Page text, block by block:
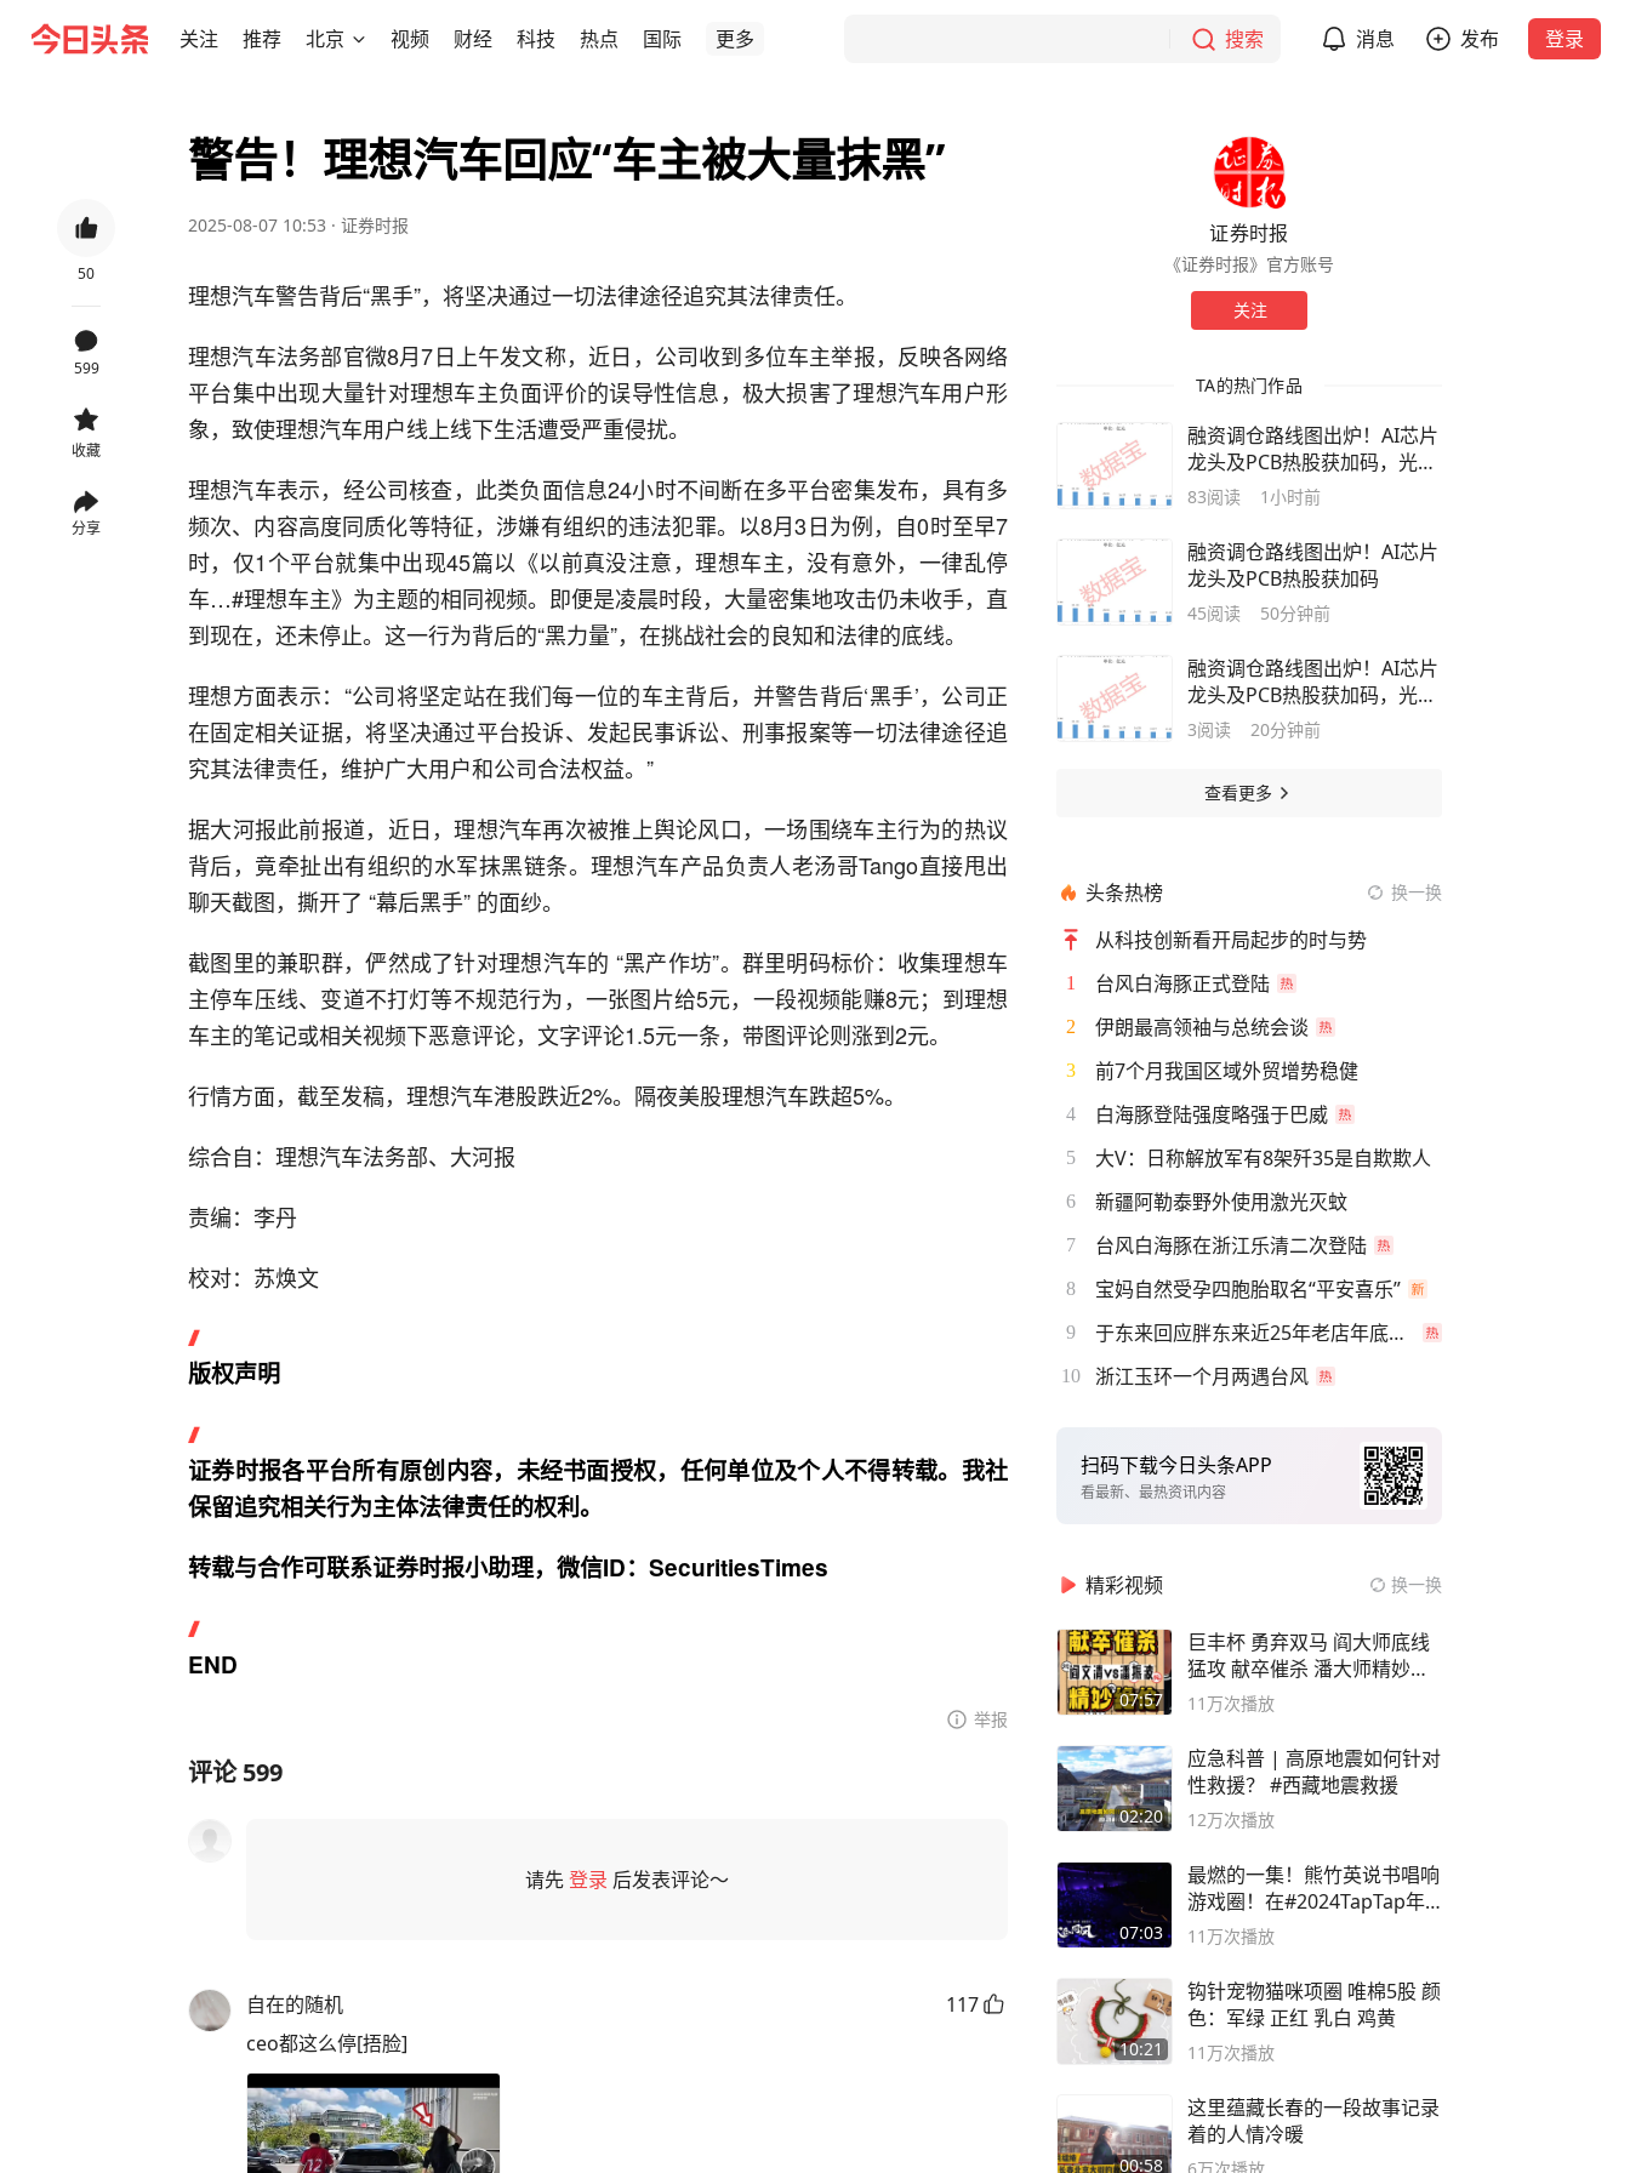
关注 推荐 北京 视频 财经 科技 热点 国际 更多 搜索 消息 发布 登录
50
599
收藏
分享
警告！理想汽车回应“车主被大量抹黑”
2025-08-07 10:53 · 证券时报
理想汽车警告背后“黑手”，将坚决通过一切法律途径追究其法律责任。
理想汽车法务部官微8月7日上午发文称，近日，公司收到多位车主举报，反映各网络
平台集中出现大量针对理想车主负面评价的误导性信息，极大损害了理想汽车用户形
象，致使理想汽车用户线上线下生活遭受严重侵扰。
理想汽车表示，经公司核查，此类负面信息24小时不间断在多平台密集发布，具有多
频次、内容高度同质化等特征，涉嫌有组织的违法犯罪。以8月3日为例，自0时至早7
时，仅1个平台就集中出现45篇以《以前真没注意，理想车主，没有意外，一律乱停
车…#理想车主》为主题的相同视频。即便是凌晨时段，大量密集地攻击仍未收手，直
到现在，还未停止。这一行为背后的“黑力量”，在挑战社会的良知和法律的底线。
理想方面表示：“公司将坚定站在我们每一位的车主背后，并警告背后‘黑手’，公司正
在固定相关证据，将坚决通过平台投诉、发起民事诉讼、刑事报案等一切法律途径追
究其法律责任，维护广大用户和公司合法权益。”
据大河报此前报道，近日，理想汽车再次被推上舆论风口，一场围绕车主行为的热议
背后，竟牵扯出有组织的水军抹黑链条。理想汽车产品负责人老汤哥Tango直接甩出
聊天截图，撕开了 “幕后黑手” 的面纱。
截图里的兼职群，俨然成了针对理想汽车的 “黑产作坊”。群里明码标价：收集理想车
主停车压线、变道不打灯等不规范行为，一张图片给5元，一段视频能赚8元；到理想
车主的笔记或相关视频下恶意评论，文字评论1.5元一条，带图评论则涨到2元。
行情方面，截至发稿，理想汽车港股跌近2%。隔夜美股理想汽车跌超5%。
综合自：理想汽车法务部、大河报
责编：李丹
校对：苏焕文
版权声明
证券时报各平台所有原创内容，未经书面授权，任何单位及个人不得转载。我社
保留追究相关行为主体法律责任的权利。
转载与合作可联系证券时报小助理，微信ID：SecuritiesTimes
END
举报
评论599
请先登录 后发表评论～
自在的随机
117
ceo都这么停[捂脸]
证券时报
《证券时报》官方账号
关注
TA的热门作品
融资调仓路线图出炉！AI芯片
龙头及PCB热股获加码，光模
块龙头遭大幅净偿还
83阅读 1小时前
融资调仓路线图出炉！AI芯片
龙头及PCB热股获加码
45阅读 50分钟前
融资调仓路线图出炉！AI芯片
龙头及PCB热股获加码，光模
块龙头遭大幅净偿还
3阅读 20分钟前
查看更多
头条热榜 换一换
从科技创新看开局起步的时与势
1 台风白海豚正式登陆
2 伊朗最高领袖与总统会谈
3 前7个月我国区域外贸增势稳健
4 白海豚登陆强度略强于巴威
5 大V：日称解放军有8架歼35是自欺欺人
6 新疆阿勒泰野外使用激光灭蚊
7 台风白海豚在浙江乐清二次登陆
8 宝妈自然受孕四胞胎取名“平安喜乐”
9 于东来回应胖东来近25年老店年底关闭
10 浙江玉环一个月两遇台风
扫码下载今日头条APP
看最新、最热资讯内容
精彩视频 换一换
07:57
巨丰杯 勇弃双马 阎大师底线
猛攻 献卒催杀 潘大师精妙入
局
11万次播放
02:20
应急科普 | 高原地震如何针对
性救援？ #西藏地震救援
12万次播放
07:03
最燃的一集！熊竹英说书唱响
游戏圈！在#2024TapTap年
度游戏大赏
11万次播放
10:21
钩针宠物猫咪项圈 唯棉5股 颜
色：军绿 正红 乳白 鸡黄
11万次播放
00:58
这里蕴藏长春的一段故事记录
着的人情冷暖